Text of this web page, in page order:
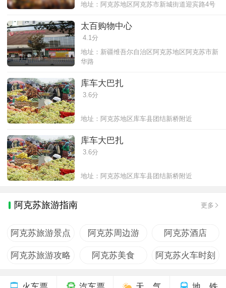
地址：阿克苏地区阿克苏市新城街道迎宾路4号
太百购物中心
4.1分
地址：新疆维吾尔自治区阿克苏地区阿克苏市新
华路
库车大巴扎
3.6分
地址：阿克苏地区库车县团结新桥附近
库车大巴扎
3.6分
地址：阿克苏地区库车县团结新桥附近
阿克苏旅游指南 更多
阿克苏旅游景点 阿克苏周边游 阿克苏酒店
阿克苏旅游攻略 阿克苏美食 阿克苏火车时刻